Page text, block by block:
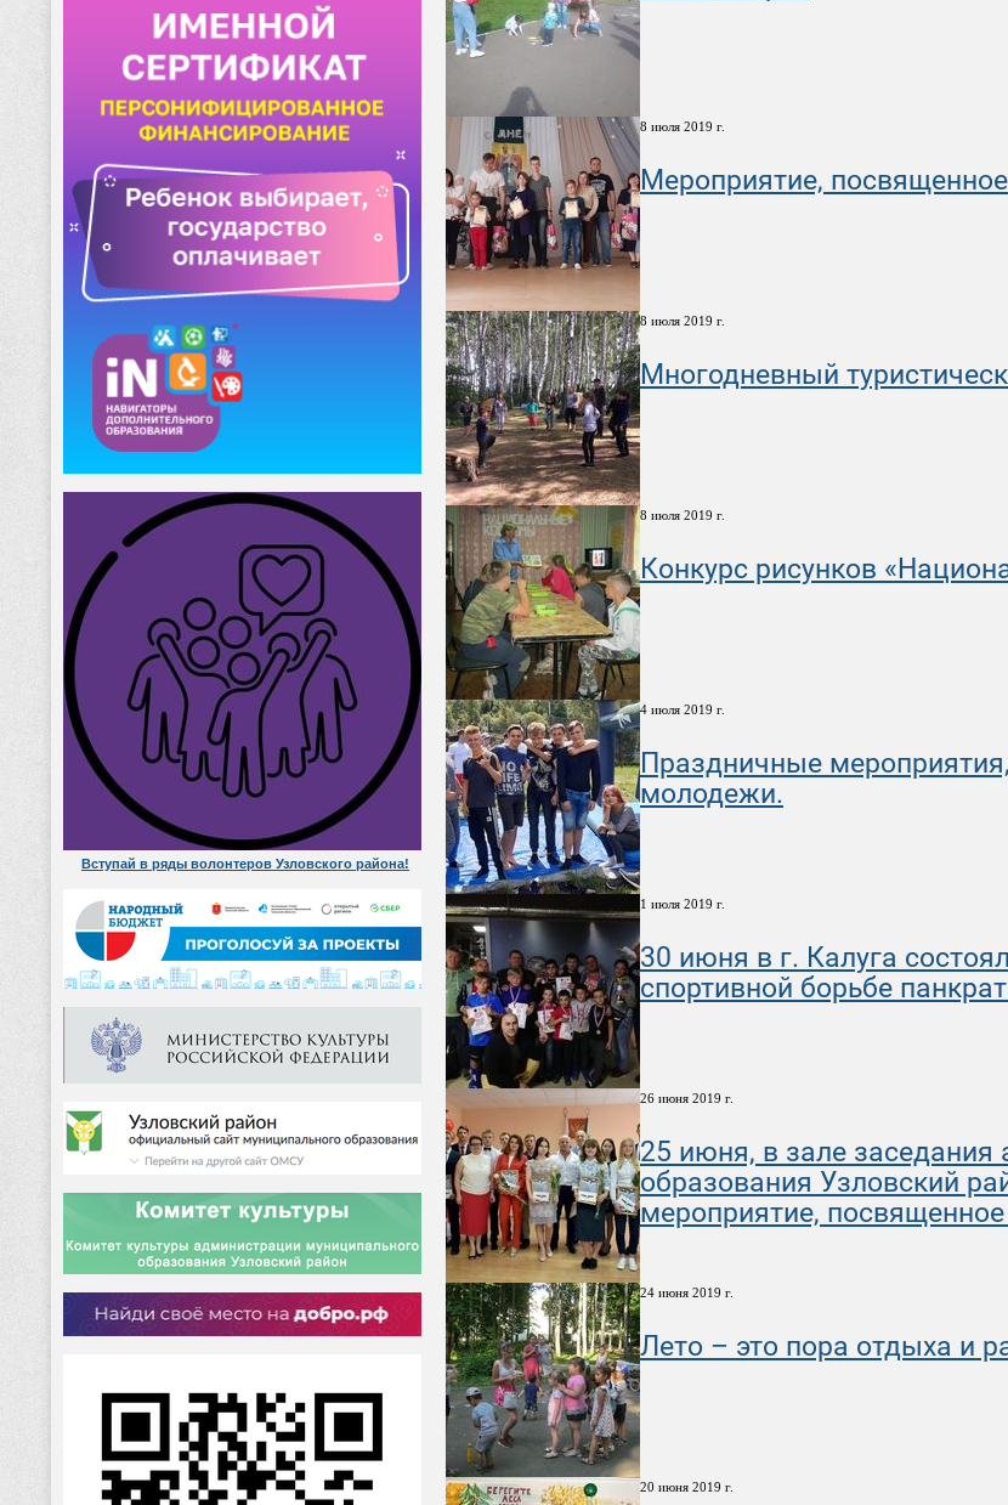
Вступай в ряды волонтеров Узловского района!
8 июля 2019 г.
Мероприятие,
8 июля 2019 г.
Многодневный
8 июля 2019 г.
Конкурс рисунков
4 июля 2019 г.
Праздничные
молодежи.
1 июля 2019 г.
30 июня в г. Калуга
спортивной борьбе
26 июня 2019 г.
25 июня, в зале
образования Узловский
мероприятие,
24 июня 2019 г.
Лето – это пора отдыха и
20 июня 2019 г.